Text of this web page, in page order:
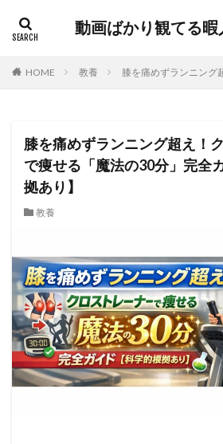
動画ばかり観てる暇
HOME 教養 膝を痛めずランニング
膝を痛めずランニング超え！
で痩せる「魔法の30分」完全
拠あり】
教養